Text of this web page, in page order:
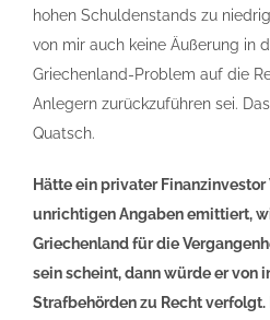
hohen Schuldenstands zu
von mir auch keine Äußerung in
Griechenland-Problem auf die
Anlegern zurückzuführen sei.
Quatsch.
Hätte ein privater
unrichtigen Angaben emittiert,
Griechenland für die
sein scheint, dann würde er von
Strafbehörden zu Recht